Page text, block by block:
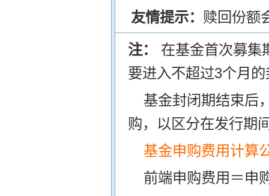
友情提示： 赎回份额
注： 在基金首次募集
要进入不超过3个月
基金封闭期结束后
购，以区分在发行期
基金申购费用计算
前端申购费用＝申